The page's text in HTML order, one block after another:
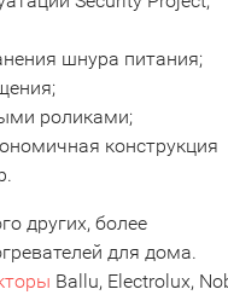
шнура питания;
роликами;
конструкция
других, более
для дома.
Ballu, Electrolux,